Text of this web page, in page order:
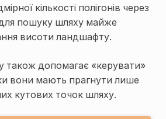
кількості полігонів через
для пошуку шляху майже
висоти ландшафту.
також допомагає «керувати»
вони мають прагнути лише
кутових точок шляху.